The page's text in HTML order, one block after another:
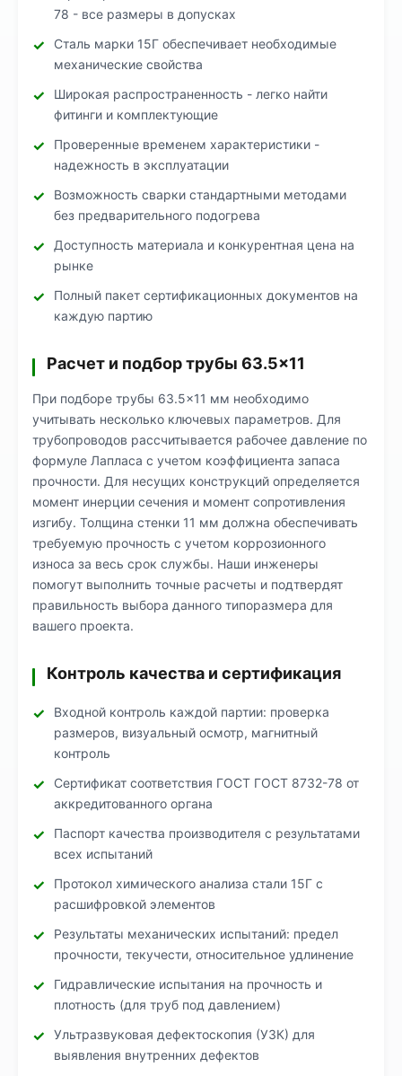
78 - все размеры в допусках
Сталь марки 15Г обеспечивает необходимые
механические свойства
Широкая распространенность - легко найти
фитинги и комплектующие
Проверенные временем характеристики -
надежность в эксплуатации
Возможность сварки стандартными методами
без предварительного подогрева
Доступность материала и конкурентная цена на
рынке
Полный пакет сертификационных документов на
каждую партию
Расчет и подбор трубы 63.5×11
При подборе трубы 63.5×11 мм необходимо
учитывать несколько ключевых параметров. Для
трубопроводов рассчитывается рабочее давление по
формуле Лапласа с учетом коэффициента запаса
прочности. Для несущих конструкций определяется
момент инерции сечения и момент сопротивления
изгибу. Толщина стенки 11 мм должна обеспечивать
требуемую прочность с учетом коррозионного
износа за весь срок службы. Наши инженеры
помогут выполнить точные расчеты и подтвердят
правильность выбора данного типоразмера для
вашего проекта.
Контроль качества и сертификация
Входной контроль каждой партии: проверка
размеров, визуальный осмотр, магнитный
контроль
Сертификат соответствия ГОСТ ГОСТ 8732-78 от
аккредитованного органа
Паспорт качества производителя с результатами
всех испытаний
Протокол химического анализа стали 15Г с
расшифровкой элементов
Результаты механических испытаний: предел
прочности, текучести, относительное удлинение
Гидравлические испытания на прочность и
плотность (для труб под давлением)
Ультразвуковая дефектоскопия (УЗК) для
выявления внутренних дефектов